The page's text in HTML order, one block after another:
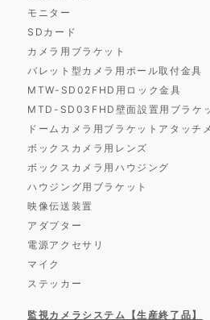
モニター
SDカード
カメラ用ブラケット
バレット型カメラ用ポール取付金具
MTW-SD02FHD用ロック金具
MTD-SD03FHD壁面設置用ブラケ
ドームカメラ用ブラケットアタッチ
ボックスカメラ用レンズ
ボックスカメラ用ハウジング
ハウジング用ブラケット
映像伝送装置
アダプター
電源アクセサリ
マイク
ステッカー
監視カメラシステム【生産終了品】